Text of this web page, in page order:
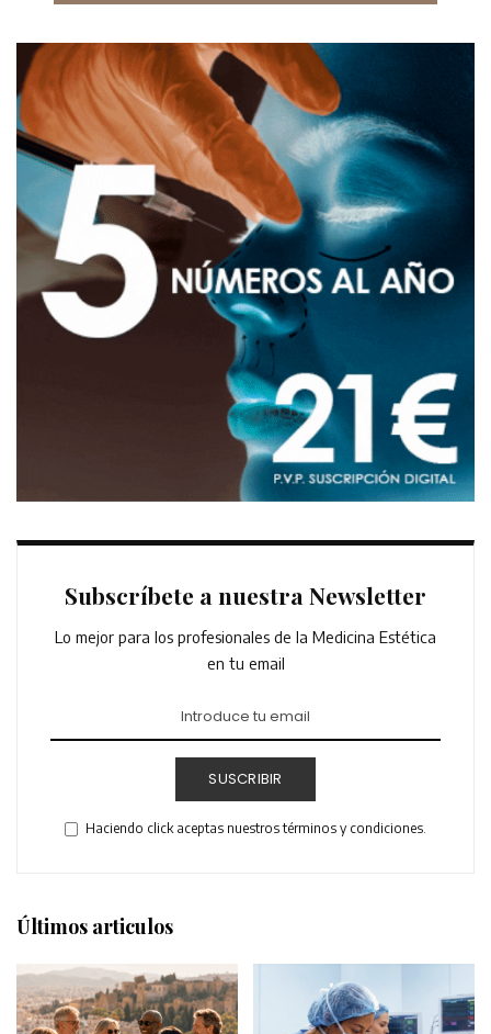
Subscríbete a nuestra Newsletter
Lo mejor para los profesionales de la Medicina Estética
en tu email
SUSCRIBIR
Haciendo click aceptas nuestros términos y condiciones.
Últimos articulos